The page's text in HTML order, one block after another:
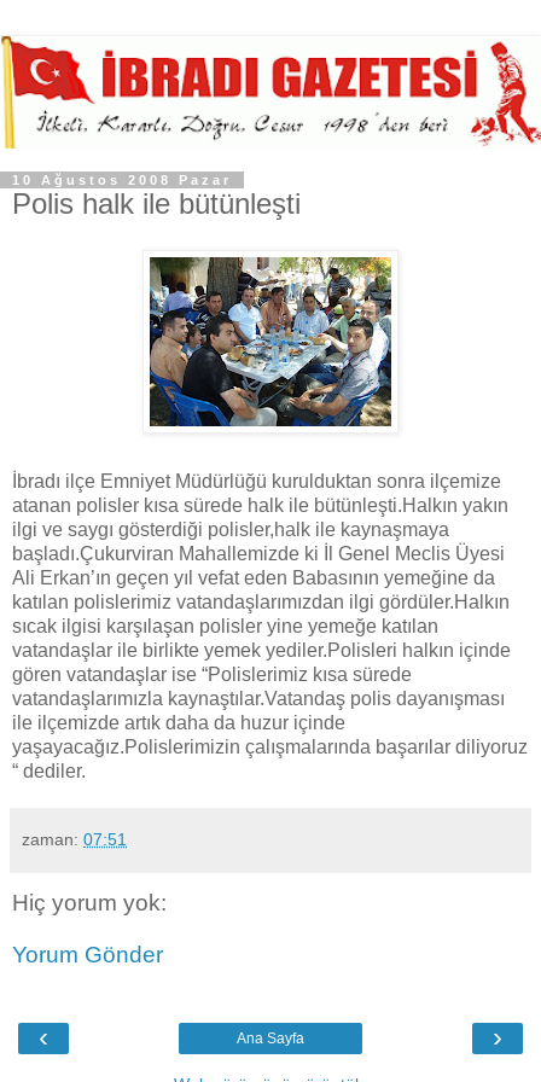
10 Ağustos 2008 Pazar
Polis halk ile bütünleşti
İbradı ilçe Emniyet Müdürlüğü kurulduktan sonra ilçemize
atanan polisler kısa sürede halk ile bütünleşti.Halkın yakın
ilgi ve saygı gösterdiği polisler,halk ile kaynaşmaya
başladı.Çukurviran Mahallemizde ki İl Genel Meclis Üyesi
Ali Erkan’ın geçen yıl vefat eden Babasının yemeğine da
katılan polislerimiz vatandaşlarımızdan ilgi gördüler.Halkın
sıcak ilgisi karşılaşan polisler yine yemeğe katılan
vatandaşlar ile birlikte yemek yediler.Polisleri halkın içinde
gören vatandaşlar ise “Polislerimiz kısa sürede
vatandaşlarımızla kaynaştılar.Vatandaş polis dayanışması
ile ilçemizde artık daha da huzur içinde
yaşayacağız.Polislerimizin çalışmalarında başarılar diliyoruz
“ dediler.
zaman: 07:51
Hiç yorum yok:
Yorum Gönder
‹ ›
Ana Sayfa